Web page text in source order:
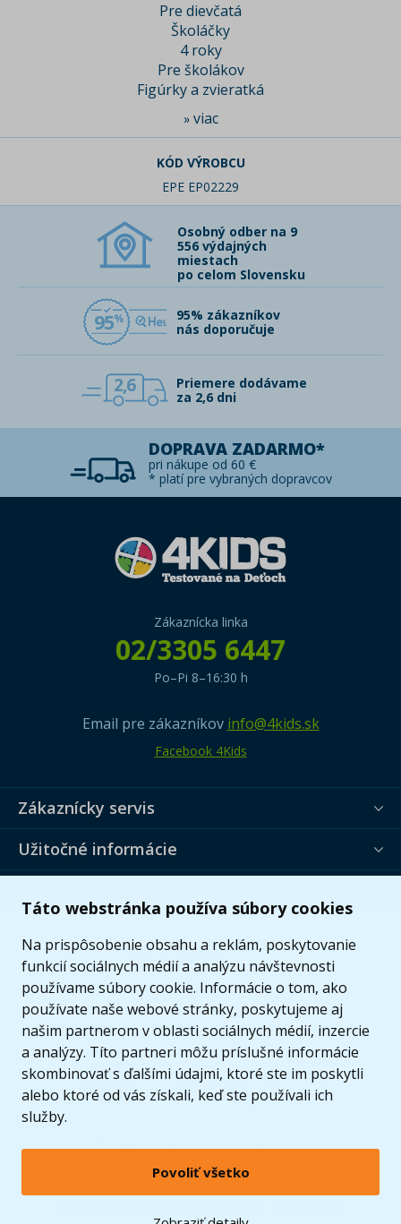
Táto webstránka používa súbory cookies
Na prispôsobenie obsahu a reklám, poskytovanie
funkcií sociálnych médií a analýzu návštevnosti
používame súbory cookie. Informácie o tom, ako
používate naše webové stránky, poskytujeme aj
našim partnerom v oblasti sociálnych médií, inzercie
a analýzy. Títo partneri môžu príslušné informácie
skombinovať s ďalšími údajmi, ktoré ste im poskytli
alebo ktoré od vás získali, keď ste používali ich
služby.
Povoliť všetko
Pre dievčatá
Školáčky
4 roky
Pre školákov
Figúrky a zvieratká
» viac
KÓD VÝROBCU
EPE EP02229
Osobný odber na 9
556 výdajných
miestach
po celom Slovensku
95
95% zákazníkov
nás doporučuje
2,6
Priemere dodávame
za 2,6 dni
DOPRAVA ZADARMO*
pri nákupe od 60 €
* platí pre vybraných dopravcov
Zákaznícka linka
02/3305 6447
Po–Pi 8–16:30 h
Email pre zákazníkov info@4kids.sk
Facebook 4Kids
Zákaznícky servis
Užitočné informácie
© 2005 - 2026 Copyright 4kids.sk
LEGO, logo LEGO a minifigúrka sú ochrannými známkami spoločnosti LEGO Group. ©